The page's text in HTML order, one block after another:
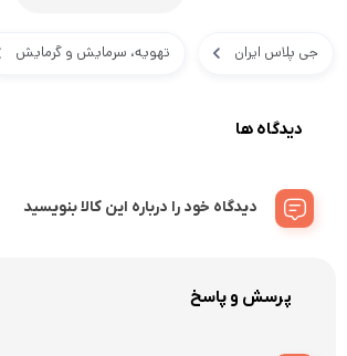
جی پلاس ایران تهویه، سرمایش و گرمایش
دیدگاه ها
دیدگاه خود را درباره این کالا بنویسید
پرسش و پاسخ